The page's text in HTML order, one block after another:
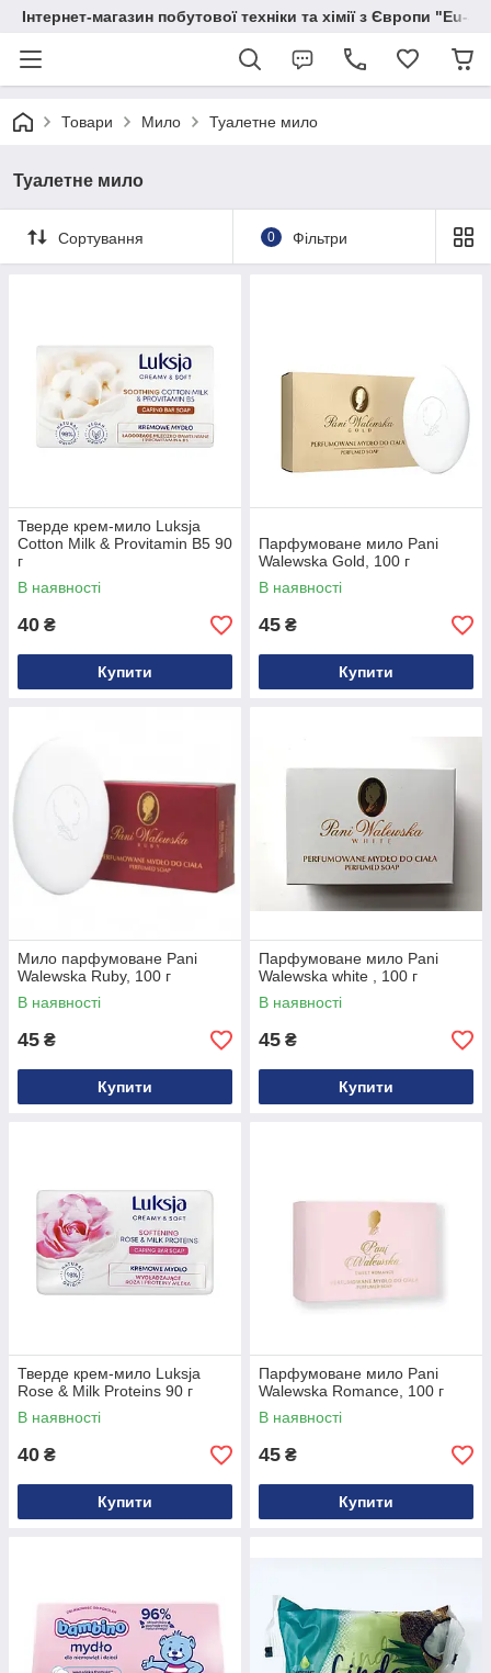
Інтернет-магазин побутової техніки та хімії з Європи "Eu-
Товари Мило Туалетне мило
Туалетне мило
Сортування 0 Фільтри
Тверде крем-мило Luksja
Cotton Milk & Provitamin B5 90
г
В наявності
40 ₴
Купити
Парфумоване мило Pani
Walewska Gold, 100 г
В наявності
45 ₴
Купити
Мило парфумоване Pani
Walewska Ruby, 100 г
В наявності
45 ₴
Купити
Парфумоване мило Pani
Walewska white , 100 г
В наявності
45 ₴
Купити
Тверде крем-мило Luksja
Rose & Milk Proteins 90 г
В наявності
40 ₴
Купити
Парфумоване мило Pani
Walewska Romance, 100 г
В наявності
45 ₴
Купити